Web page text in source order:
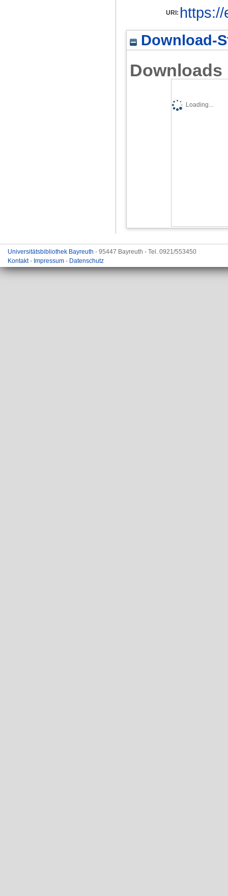
URI:
Download-
Downloads
Loading...
Universitätsbibliothek Bayreuth - 95447 Bayreuth - Tel. 0921/553450
Kontakt- Impressum - Datenschutz